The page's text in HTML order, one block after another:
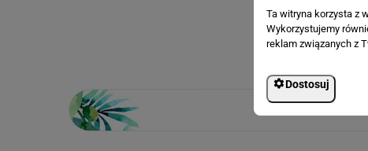
Ta witryna korzysta z
Wykorzystujemy
reklam związanych z
Dostosuj